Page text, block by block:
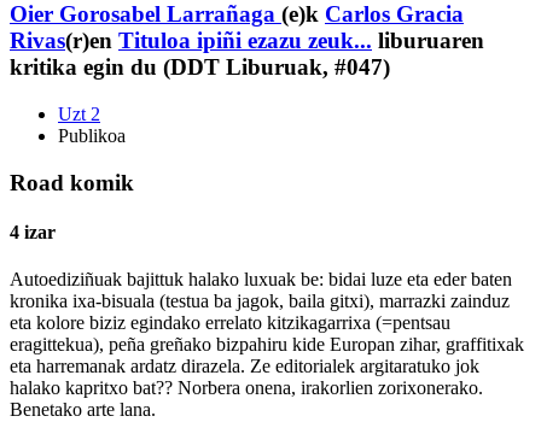
Oier Gorosabel Larrañaga (e)k Carlos Gracia
Rivas(r)en Tituloa ipiñi ezazu zeuk... liburuaren
kritika egin du (DDT Liburuak, #047)
Uzt 2
Publikoa
Road komik
4 izar
Autoediziñuak bajittuk halako luxuak be: bidai luze eta eder baten
kronika ixa-bisuala (testua ba jagok, baila gitxi), marrazki zainduz
eta kolore biziz egindako errelato kitzikagarrixa (=pentsau
eragittekua), peña greñako bizpahiru kide Europan zihar, graffitixak
eta harremanak ardatz dirazela. Ze editorialek argitaratuko jok
halako kapritxo bat?? Norbera onena, irakorlien zorixonerako.
Benetako arte lana.